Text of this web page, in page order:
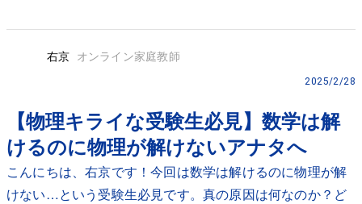
右京 オンライン家庭教師
2025/2/28
【物理キライな受験生必見】数学は解
けるのに物理が解けないアナタへ
こんにちは、右京です！今回は数学は解けるのに物理が解
けない…という受験生必見です。真の原因は何なのか？ど